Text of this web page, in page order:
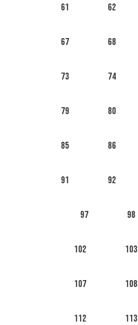
61 62
67 68
73 74
79 80
85 86
91 92
97 98
102 103
107 108
112 113